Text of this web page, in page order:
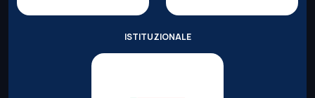
ISTITUZIONALE